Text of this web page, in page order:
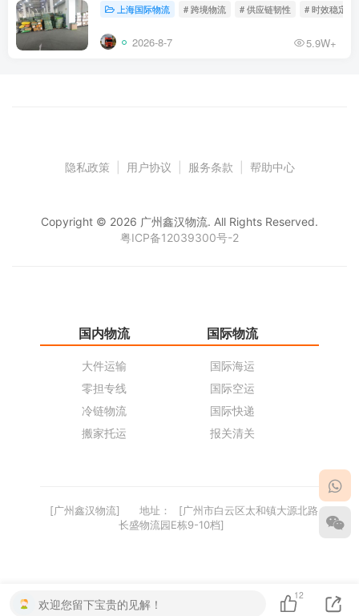
上海国际物流 # 跨境物流 # 供应链韧性 # 时效稳定
2026-8-7 5.9W+
隐私政策 用户协议 服务条款 帮助中心
Copyright © 2026 广州鑫汉物流. All Rights Reserved.
粤ICP备12039300号-2
国内物流
大件运输
零担专线
冷链物流
搬家托运
国际物流
国际海运
国际空运
国际快递
报关清关
[广州鑫汉物流] 地址：
[广州市白云区太和镇大源北路
长盛物流园E栋9-10档]
欢迎您留下宝贵的见解！
12